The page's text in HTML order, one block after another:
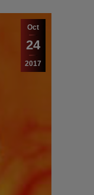
Oct
24
2017